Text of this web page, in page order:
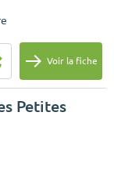
Voir la fiche
Petites